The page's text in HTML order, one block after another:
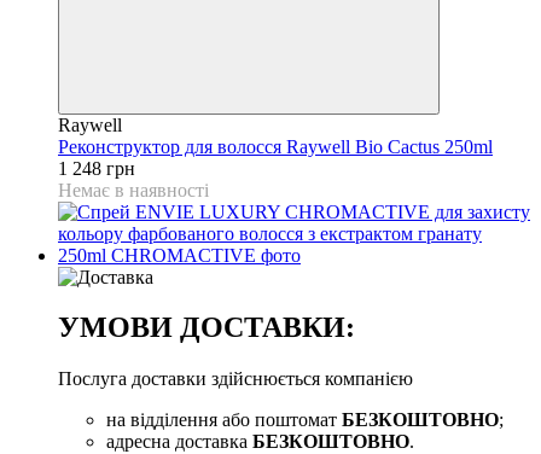
Raywell
Реконструктор для волосся Raywell Bio Cactus 250ml
1 248 грн
Немає в наявності
УМОВИ ДОСТАВКИ:
Послуга доставки здійснюється компанією
на відділення або поштомат БЕЗКОШТОВНО;
адресна доставка БЕЗКОШТОВНО.